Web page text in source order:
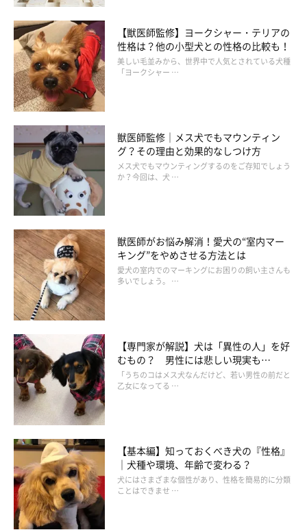
【獣医師監修】ヨークシャー・テリアの
性格は？他の小型犬との性格の比較も！
美しい毛並みから、世界中で人気とされている犬種
「ヨークシャー …
獣医師監修｜メス犬でもマウンティン
グ？その理由と効果的なしつけ方
メス犬でもマウンティングするのをご存知でしょう
か？今回は、犬 …
獣医師がお悩み解消！愛犬の“室内マー
キング”をやめさせる方法とは
愛犬の室内でのマーキングにお困りの飼い主さんも
多いでしょう。 …
【専門家が解説】犬は「異性の人」を好
むもの？ 男性には悲しい現実も…
「うちのコはメス犬なんだけど、若い男性の前だと
乙女になってる …
【基本編】知っておくべき犬の『性格』
｜犬種や環境、年齢で変わる？
犬にはさまざまな個性があり、性格を簡易的に分類
ことはできませ …